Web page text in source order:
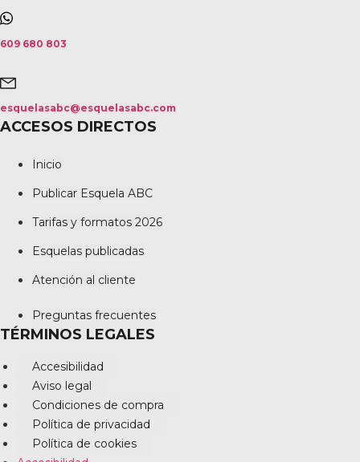
609 680 803
esquelasabc@esquelasabc.com
ACCESOS DIRECTOS
Inicio
Publicar Esquela ABC
Tarifas y formatos 2026
Esquelas publicadas
Atención al cliente
Preguntas frecuentes
TÉRMINOS LEGALES
Accesibilidad
Aviso legal
Condiciones de compra
Política de privacidad
Política de cookies